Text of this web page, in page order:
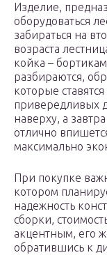
Изделие,
оборудоваться
забираться на
возраста
койка –
разбираются,
которые
привередливых
наверху, а
отлично
максимально
При покупке
котором
надежность
сборки,
акцентным, его
обратившись к